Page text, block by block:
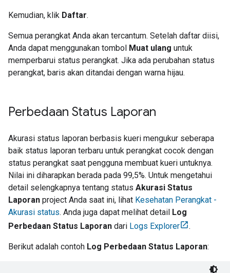
Kemudian, klik Daftar.
Semua perangkat Anda akan tercantum. Setelah daftar diisi,
Anda dapat menggunakan tombol Muat ulang untuk
memperbarui status perangkat. Jika ada perubahan status
perangkat, baris akan ditandai dengan warna hijau.
Perbedaan Status Laporan
Akurasi status laporan berbasis kueri mengukur seberapa
baik status laporan terbaru untuk perangkat cocok dengan
status perangkat saat pengguna membuat kueri untuknya.
Nilai ini diharapkan berada pada 99,5%. Untuk mengetahui
detail selengkapnya tentang status Akurasi Status
Laporan project Anda saat ini, lihat Kesehatan Perangkat -
Akurasi status. Anda juga dapat melihat detail Log
Perbedaan Status Laporan dari Logs Explorer .
Berikut adalah contoh Log Perbedaan Status Laporan: